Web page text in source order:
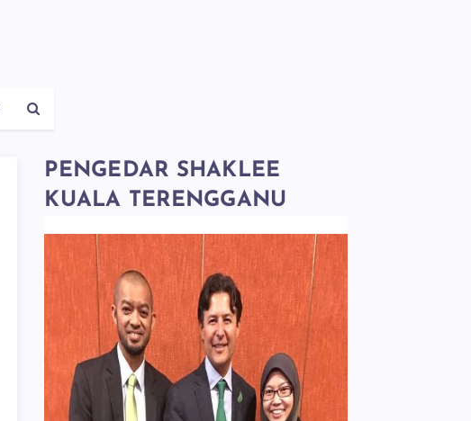
PENGEDAR SHAKLEE
KUALA TERENGGANU